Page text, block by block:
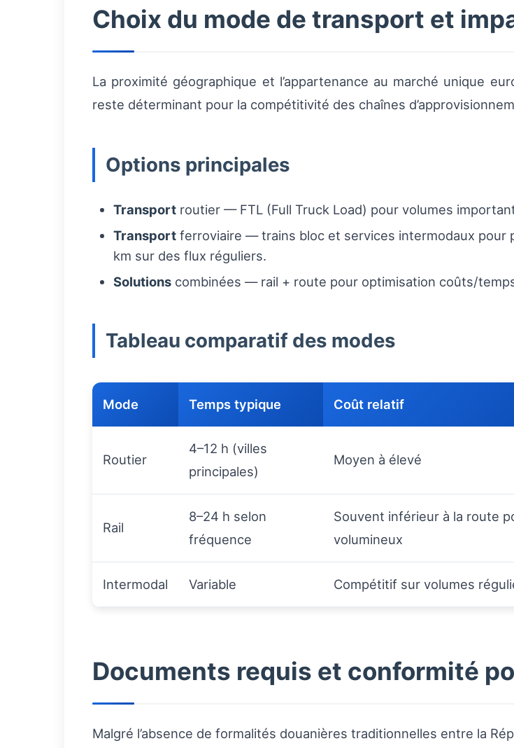
Choix du mode de transport et
La proximité géographique et l’appartenance au marché unique
reste déterminant pour la compétitivité des chaînes
Options principales
Transport routier — FTL (Full Truck Load) pour volumes
Transport ferroviaire — trains bloc et services intermodaux pour
km sur des flux réguliers.
Solutions combinées — rail + route pour optimisation coûts/
Tableau comparatif des modes
Mode Temps typique Coût relatif
Routier
4–12 h (villes
principales)
Moyen à élevé
Rail
8–24 h selon
fréquence
Souvent inférieur à la route
volumineux
Intermodal Variable Compétitif sur volumes
Documents requis et conformité
Malgré l’absence de formalités douanières traditionnelles entre la